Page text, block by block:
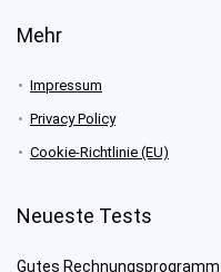
Mehr
Impressum
Privacy Policy
Cookie-Richtlinie (EU)
Neueste Tests
Gutes